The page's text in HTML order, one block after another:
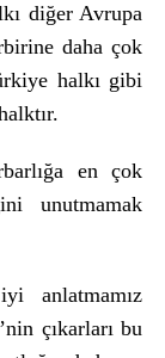
diğer Avrupa
daha çok
halkı gibi
en çok
unutmamak
anlatmamız
çıkarları bu